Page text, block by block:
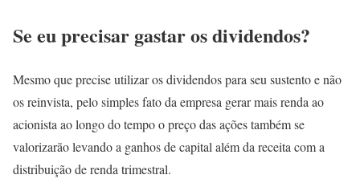
Se eu precisar gastar os dividendos?
Mesmo que precise utilizar os dividendos para seu sustento e não
os reinvista, pelo simples fato da empresa gerar mais renda ao
acionista ao longo do tempo o preço das ações também se
valorizarão levando a ganhos de capital além da receita com a
distribuição de renda trimestral.